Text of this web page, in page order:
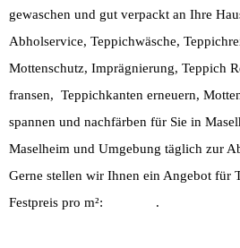
gewaschen und gut verpackt an Ihre
Abholservice, Teppichwäsche,
Mottenschutz, Imprägnierung, Teppich
fransen, Teppichkanten erneuern,
spannen und nachfärben für Sie in
Maselheim und Umgebung täglich zur
Gerne stellen wir Ihnen ein Angebot für
Festpreis pro m²:
.